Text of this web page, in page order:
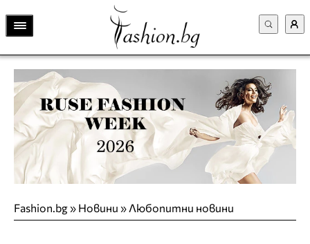
Fashion.bg» Новини » Любопитни новини